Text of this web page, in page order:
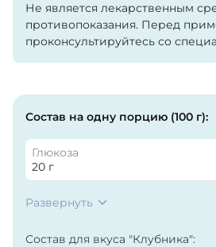
Не является лекарственным
противопоказания. Перед
проконсультируйтесь со
Состав на одну порцию (100 г):
Глюкоза
20 г
Развернуть
Состав для вкуса "Клубника":